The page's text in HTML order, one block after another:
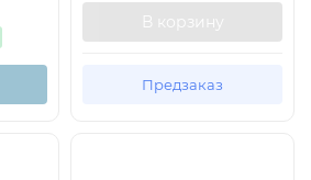
В корзину
Предзаказ